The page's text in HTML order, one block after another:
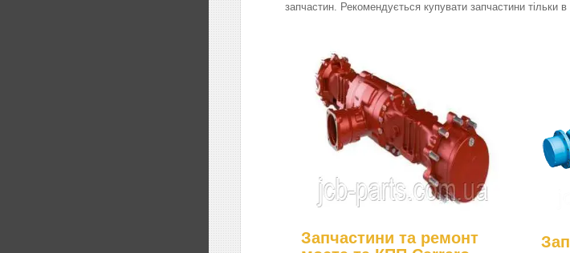
запчастин. Рекомендується купувати запчастини тільки в
Запчастини та ремонт